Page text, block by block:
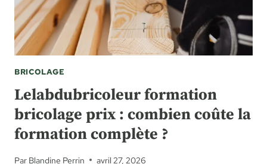
BRICOLAGE
Lelabdubricoleur formation
bricolage prix : combien coûte la
formation complète ?
Par Blandine Perrin avril 27, 2026